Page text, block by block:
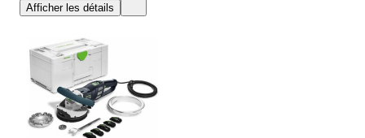
Afficher les détails